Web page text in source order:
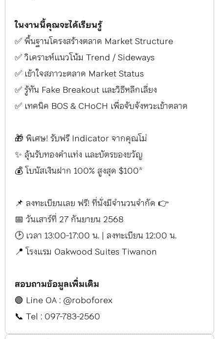
ในงานนี้คุณจะได้เรียนรู้
✅ พื้นฐานโครงสร้างตลาด Market Structure
✅ วิเคราะห์แนวโน้ม Trend / Sideways
✅ เข้าใจสภาวะตลาด Market Status
✅ รู้ทัน Fake Breakout และวิธีหลีกเลี่ยง
✅ เทคนิค BOS & CHoCH เพื่อจับจังหวะเข้าตลาด
🎁 พิเศษ! รับฟรี Indicator จากคุณโม่
✨ ลุ้นรับทองคำแท่ง และบัตรของขวัญ
💰 โบนัสเงินฝาก 100% สูงสุด $100*
📌 ลงทะเบียนเลย ฟรี! ที่นั่งมีจำนวนจำกัด 👉
📅 วันเสาร์ที่ 27 กันยายน 2568
🕑 เวลา 13:00-17:00 น. | ลงทะเบียน 12:00 น.
📍 โรงแรม Oakwood Suites Tiwanon
สอบถามข้อมูลเพิ่มเติม
🟢 Line OA : @roboforex
📞 Tel : 097-783-2560